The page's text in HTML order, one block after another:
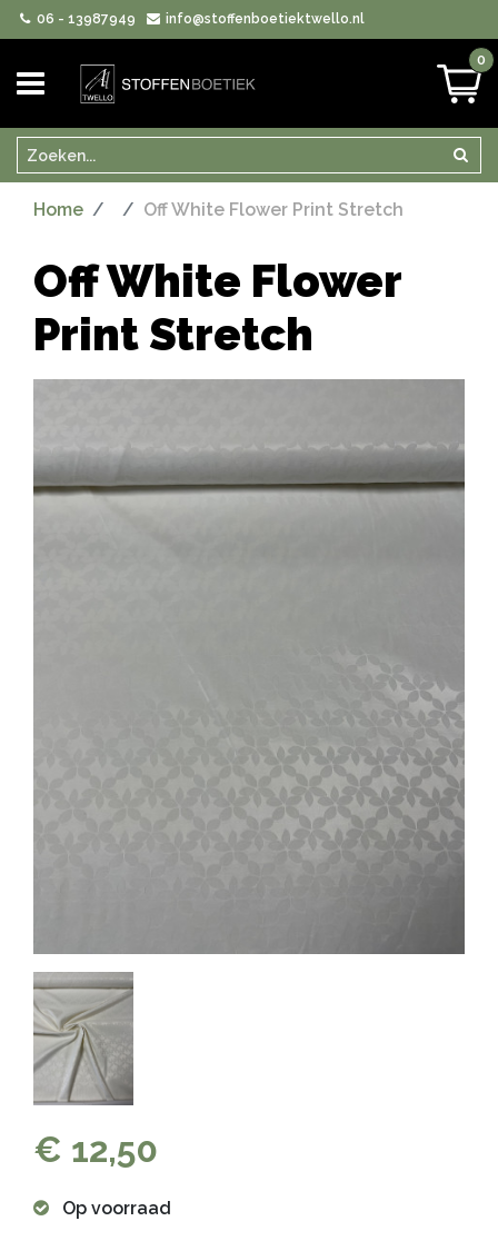
06 - 13987949 info@stoffenboetiektwello.nl
0
Zoeken
Home Off White Flower Print Stretch
Off White Flower
Print Stretch
€ 12,50
Op voorraad